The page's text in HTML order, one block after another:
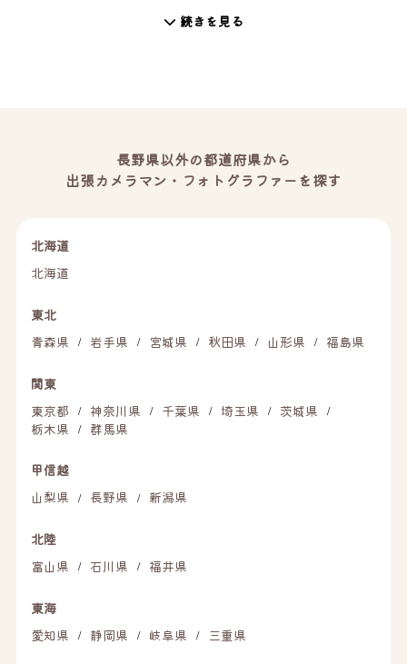
続きを見る
長野県以外の都道府県から
出張カメラマン・フォトグラファーを探す
北海道
北海道
東北
青森県
/ 岩手県 / 宮城県 / 秋田県 / 山形県 / 福島県
関東
東京都
/ 神奈川県 / 千葉県 / 埼玉県 / 茨城県 /
栃木県 / 群馬県
甲信越
山梨県
/ 長野県 / 新潟県
北陸
富山県
/ 石川県 / 福井県
東海
愛知県
/ 静岡県 / 岐阜県 / 三重県